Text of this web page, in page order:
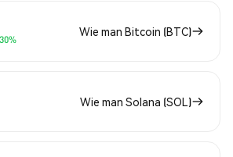
Wie man Bitcoin (BTC)
Wie man Solana (SOL)